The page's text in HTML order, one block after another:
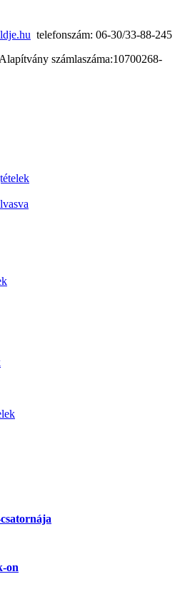
telefonszám: 06-30/33-88-245
számlaszáma:10700268-
on